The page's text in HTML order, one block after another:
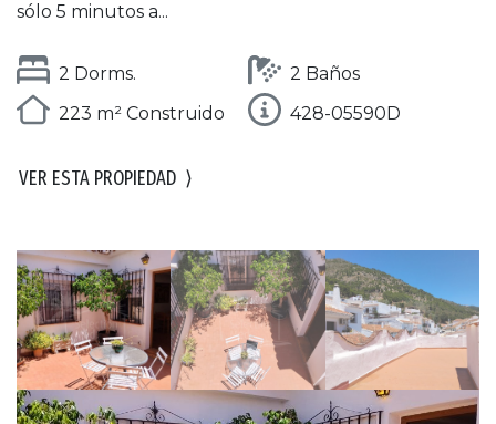
sólo 5 minutos a...
2 Dorms.
2 Baños
223 m² Construido
428-05590D
VER ESTA PROPIEDAD ⟩